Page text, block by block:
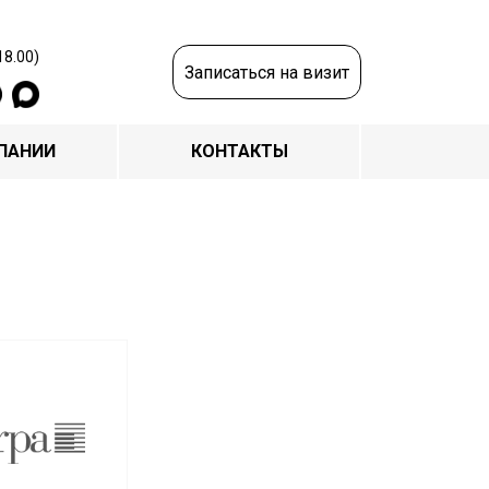
Записаться на визит
КОНТАКТЫ